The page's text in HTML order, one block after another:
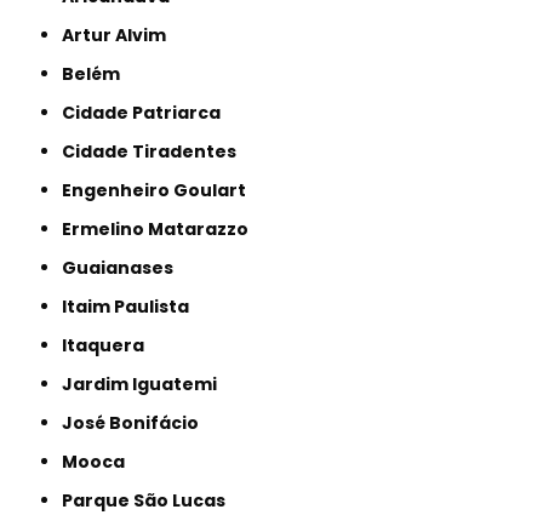
Artur Alvim
Belém
Cidade Patriarca
Cidade Tiradentes
Engenheiro Goulart
Ermelino Matarazzo
Guaianases
Itaim Paulista
Itaquera
Jardim Iguatemi
José Bonifácio
Mooca
Parque São Lucas